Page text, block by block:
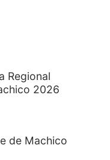
Regional
2026
de Machico